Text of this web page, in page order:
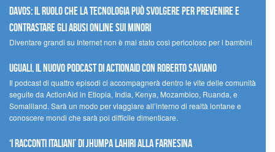
Davos: il ruolo che la tecnologia può svolgere per prevenire e
contrastare gli abusi online sui minori
Diventare grandi su Internet non è mai stato così pericoloso per i bambini
UGUALI, il nuovo podcast di ACTIONAID con Roberto Saviano
Il podcast di quattro episodi ci accompagnerà dentro le vite delle comunità
seguite da ActionAid in Etiopia, India, Kenya, Mozambico, Ruanda, e
Somaliland. Sarà un modo per viaggiare all’interno di realtà lontane e
conoscere mondi che sarà poi difficile dimenticare.
‘I racconti italiani’ di Jhumpa Lahiri alla Farnesina